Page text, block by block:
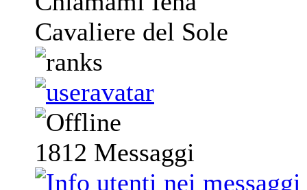
Cavaliere del Sole
1812 Messaggi